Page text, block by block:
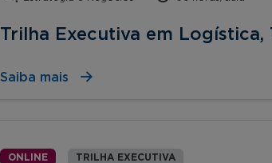
Trilha Executiva em
Saiba mais
ONLINE TRILHA EXECUTIVA